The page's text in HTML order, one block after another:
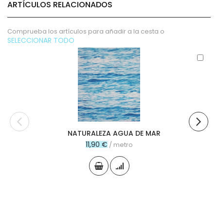
ARTÍCULOS RELACIONADOS
Comprueba los artículos para añadir a la cesta o
SELECCIONAR TODO
NATURALEZA AGUA DE MAR
11,90 € / metro